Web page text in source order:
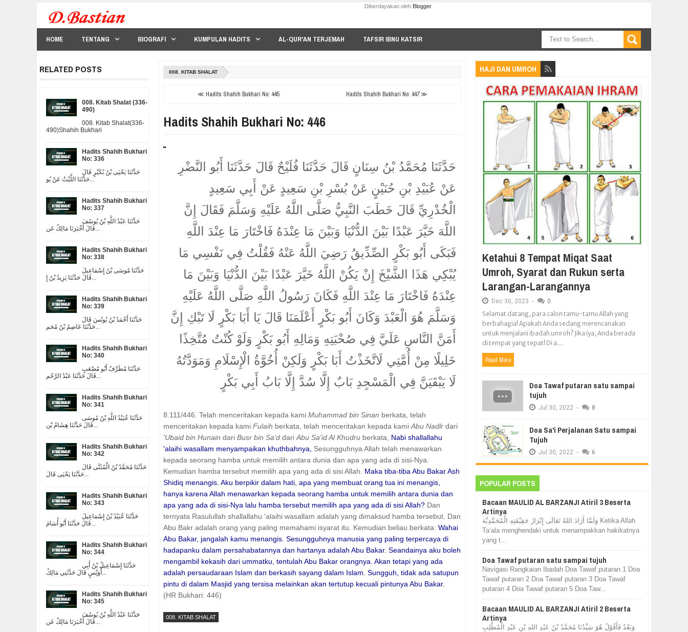
Diberdayakan oleh Blogger.
HOME TENTANG BIOGRAFI KUMPULAN HADITS AL-QUR'AN TERJEMAH TAFSIR IBNU KATSIR
008. KITAB SHALAT
≪ Hadits Shahih Bukhari No: 445 Hadits Shahih Bukhari No: 447 ≫
Hadits Shahih Bukhari No: 446
حَدَّثَنَا مُحَمَّدُ بْنُ سِنَانٍ قَالَ حَدَّثَنَا فُلَيْحٌ قَالَ حَدَّثَنَا أَبُو النَّضْرِ
عَنْ عُبَيْدِ بْنِ حُنَيْنٍ عَنْ بُسْرِ بْنِ سَعِيدٍ عَنْ أَبِي سَعِيدٍ
الْخُدْرِيِّ قَالَ خَطَبَ النَّبِيُّ صَلَّى اللَّهُ عَلَيْهِ وَسَلَّمَ فَقَالَ إِنَّ
اللَّهَ خَيَّرَ عَبْدًا بَيْنَ الدُّنْيَا وَبَيْنَ مَا عِنْدَهُ فَاخْتَارَ مَا عِنْدَ اللَّهِ
فَبَكَى أَبُو بَكْرٍ الصِّدِّيقُ رَضِيَ اللَّهُ عَنْهُ فَقُلْتُ فِي نَفْسِي مَا
يُبْكِي هَذَا الشَّيْخَ إِنْ يَكُنْ اللَّهُ خَيَّرَ عَبْدًا بَيْنَ الدُّنْيَا وَبَيْنَ مَا
عِنْدَهُ فَاخْتَارَ مَا عِنْدَ اللَّهِ فَكَانَ رَسُولُ اللَّهِ صَلَّى اللَّهُ عَلَيْهِ
وَسَلَّمَ هُوَ الْعَبْدَ وَكَانَ أَبُو بَكْرٍ أَعْلَمَنَا قَالَ يَا أَبَا بَكْرٍ لَا تَبْكِ إِنَّ
أَمَنَّ النَّاسِ عَلَيَّ فِي صُحْبَتِهِ وَمَالِهِ أَبُو بَكْرٍ وَلَوْ كُنْتُ مُتَّخِذًا
خَلِيلًا مِنْ أُمَّتِي لَاتَّخَذْتُ أَبَا بَكْرٍ وَلَكِنْ أُخُوَّةُ الْإِسْلَامِ وَمَوَدَّتُهُ
لَا يَبْقَيَنَّ فِي الْمَسْجِدِ بَابٌ إِلَّا سُدَّ إِلَّا بَابُ أَبِي بَكْرٍ
8.111/446. Telah menceritakan kepada kamiMuhammad bin Sinan berkata, telah
menceritakan kepada kamiFulaih berkata, telah menceritakan kepada kamiAbu Nadlr dari
'Ubaid bin Hunain dariBusr bin Sa'd dariAbu Sa'id Al Khudru berkata, Nabi shallallahu
'alaihi wasallam menyampaikan khuthbahnya, Sesungguhnya Allah telah menawarkan
kepada seorang hamba untuk memilih antara dunia dan apa yang ada di sisi-Nya.
Kemudian hamba tersebut memilih apa yang ada di sisi Allah.
Maka tiba-tiba Abu Bakar Ash
Shidiq menangis. Aku berpikir dalam hati, apa yang membuat orang tua ini menangis,
hanya karena Allah menawarkan kepada seorang hamba untuk memilih antara dunia dan
apa yang ada di sisi-Nya lalu hamba tersebut memilih apa yang ada di sisi Allah? Dan
ternyata Rasulullah shallallahu 'alaihi wasallam adalah yang dimaksud hamba tersebut. Dan
Abu Bakr adalah orang yang paling memahami isyarat itu. Kemudian beliau berkata:Wahai
Abu Bakar, jangalah kamu menangis. Sesungguhnya manusia yang paling terpercaya di
hadapanku dalam persahabatannya dan hartanya adalah Abu Bakar. Seandainya aku boleh
mengambil kekasih dari ummatku, tentulah Abu Bakar orangnya. Akan tetapi yang ada
adalah persaudaraan Islam dan berkasih sayang dalam Islam. Sungguh, tidak ada satupun
pintu di dalam Masjid yang tersisa melainkan akan tertutup kecuali pintunya Abu Bakar.
(HR Bukhari: 446)
008. KITAB SHALAT
RELATED POSTS
008. Kitab Shalat (336-
490)
008. Kitab Shalat(336-
490)Shahih Bukhari
Hadits Shahih Bukhari
No: 336
حَدَّثَنَا يَحْيَى بْنُ بُكَيْرٍ قَالَ
حَدَّثَنَا اللَّيْثُ عَنْ يُو...
Hadits Shahih Bukhari
No: 337
حَدَّثَنَا عَبْدُ اللَّهِ بْنُ يُوسُفَ
قَالَ أَخْبَرَنَا مَالِكٌ عَن...
Hadits Shahih Bukhari
No: 338
حَدَّثَنَا مُوسَى بْنُ إِسْمَاعِيلَ
قَالَ حَدَّثَنَا يَزِيدُ بْنُ إِ...
Hadits Shahih Bukhari
No: 339
حَدَّثَنَا أَحْمَدُ بْنُ يُونُسَ قَالَ
حَدَّثَنَا عَاصِمُ بْنُ مُحَم...
Hadits Shahih Bukhari
No: 340
حَدَّثَنَا مُطَرِّفٌ أَبُو مُصْعَبٍ
قَالَ حَدَّثَنَا عَبْدُ الرَّحْم...
Hadits Shahih Bukhari
No: 341
حَدَّثَنَا عُبَيْدُ اللَّهِ بْنُ مُوسَى
قَالَ حَدَّثَنَا هِشَامُ بْن...
Hadits Shahih Bukhari
No: 342
حَدَّثَنَا مُحَمَّدُ بْنُ الْمُثَنَّى قَالَ
حَدَّثَنَا يَحْيَى قَالَ...
Hadits Shahih Bukhari
No: 343
حَدَّثَنَا عُبَيْدُ بْنُ إِسْمَاعِيلَ
قَالَ حَدَّثَنَا أَبُو أُسَامَ...
Hadits Shahih Bukhari
No: 344
حَدَّثَنَا إِسْمَاعِيلُ بْنُ أَبِي
أُوَيْسٍ قَالَ حَدَّثَنِي مَالِكُ...
Hadits Shahih Bukhari
No: 345
حَدَّثَنَا عَبْدُ اللَّهِ بْنُ يُوسُفَ
قَالَ أَخْبَرَنَا مَالِكٌ عَن...
HAJI DAN UMROH
Ketahui 8 Tempat Miqat Saat
Umroh, Syarat dan Rukun serta
Larangan-Larangannya
Dec 30, 2023 - 0
Selamat datang, para calon tamu-tamu Allah yang
berbahagia! Apakah Anda sedang merencanakan
untuk menjalani ibadah umroh? Jika iya, Anda berada
di tempat yang tepat! Di a...
Read More
Doa Tawaf putaran satu sampai
tujuh
Jul 30, 2022 - 8
Doa Sa'i Perjalanan Satu sampai
Tujuh
Jul 30, 2022 - 6
POPULAR POSTS
Bacaan MAULID AL BARZANJI Atiril 3 Beserta
Artinya
وَلَمَّا أَرَادَ اللهُ تَعَالَى إِبْرَازَ حَقِيْقَتِهِ الْمُحَمَّدِيَّة Ketika Allah
Ta‘ala menghendaki untuk menampakkan hakikatnya
yang t...
Doa Tawaf putaran satu sampai tujuh
Navigasi Rangkaian Ibadah Doa Tawaf putaran 1 Doa
Tawaf putaran 2 Doa Tawaf putaran 3 Doa Tawaf
putaran 4 Doa Tawaf putaran 5 Doa Taw...
Bacaan MAULID AL BARZANJI Atiril 2 Beserta
Artinya
وَبَعْدُ فَأَقُوْلُ هُوَ سَيِّدُنَا مُحَمَّدُ بْنُ عَبْدِ اللهِ بْنِ عَبْدِ الْمُطَّلِبِ